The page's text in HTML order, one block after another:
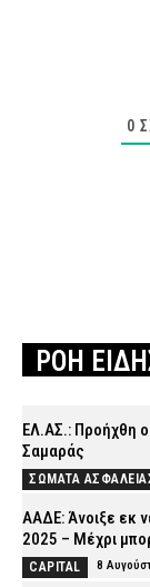
0
ΡΟΗ
ΕΛ.ΑΣ.: Προήχθη
Σαμαράς
ΣΩΜΑΤΑ
ΑΑΔΕ: Άνοιξε εκ
2025 – Μέχρι
CAPITAL 8